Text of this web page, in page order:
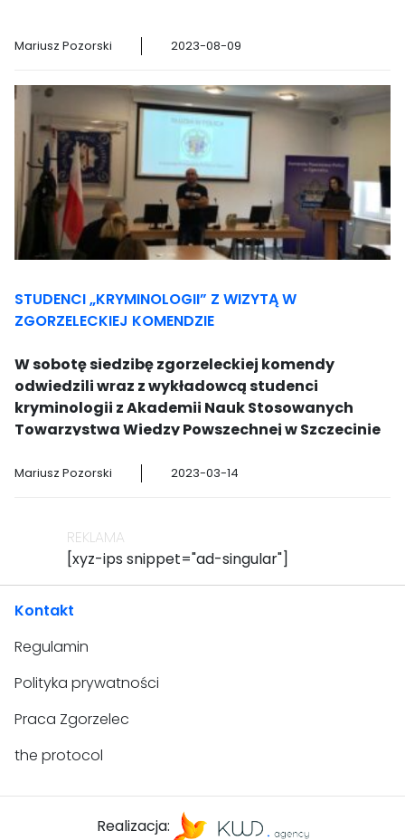
Mariusz Pozorski 2023-08-09
STUDENCI „KRYMINOLOGII” Z WIZYTĄ W
ZGORZELECKIEJ KOMENDZIE
W sobotę siedzibę zgorzeleckiej komendy
odwiedzili wraz z wykładowcą studenci
kryminologii z Akademii Nauk Stosowanych
Towarzystwa Wiedzy Powszechnej w Szczecinie
Mariusz Pozorski 2023-03-14
REKLAMA
[xyz-ips snippet="ad-singular"]
Kontakt
Regulamin
Polityka prywatności
Praca Zgorzelec
the protocol
Realizacja: